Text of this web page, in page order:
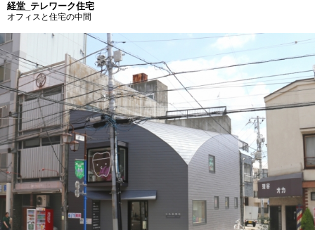
経堂_テレワーク住宅
オフィスと住宅の中間